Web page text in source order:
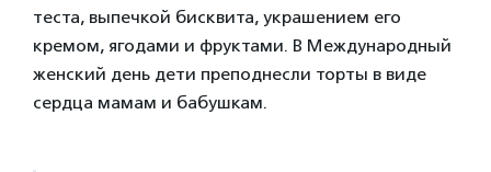
теста, выпечкой бисквита, украшением его
кремом, ягодами и фруктами. В Международный
женский день дети преподнесли торты в виде
сердца мамам и бабушкам.